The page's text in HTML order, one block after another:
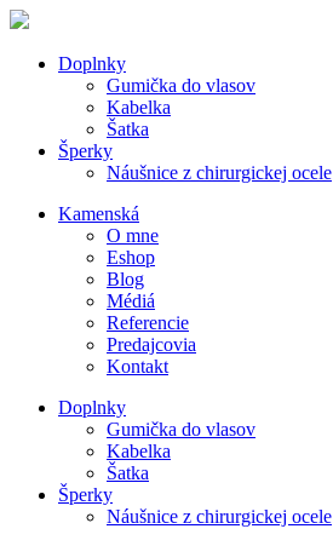
Doplnky
Gumička do vlasov
Kabelka
Šatka
Šperky
Náušnice z chirurgickej ocele
Kamenská
O mne
Eshop
Blog
Médiá
Referencie
Predajcovia
Kontakt
Doplnky
Gumička do vlasov
Kabelka
Šatka
Šperky
Náušnice z chirurgickej ocele